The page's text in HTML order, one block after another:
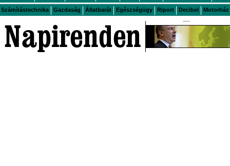
Számítástechnika Gazdaság Állatbarát Egészségügy Riport Decibel Motorház